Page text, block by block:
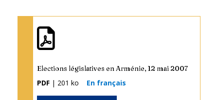
Elections législatives en Arménie, 12 mai 2007
PDF | 201 ko En français